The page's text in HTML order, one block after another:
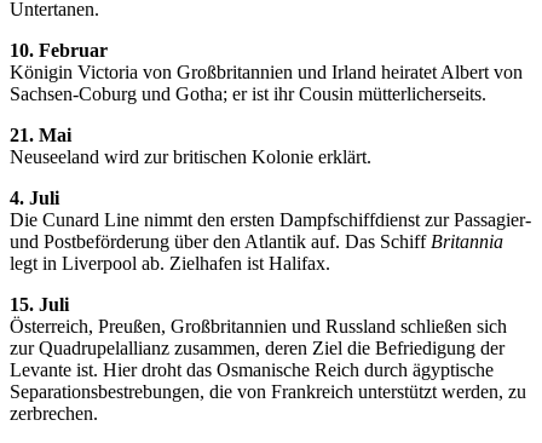
Untertanen.
10. Februar
Königin Victoria von Großbritannien und Irland heiratet Albert von
Sachsen-Coburg und Gotha; er ist ihr Cousin mütterlicherseits.
21. Mai
Neuseeland wird zur britischen Kolonie erklärt.
4. Juli
Die Cunard Line nimmt den ersten Dampfschiffdienst zur Passagier-
und Postbeförderung über den Atlantik auf. Das Schiff Britannia
legt in Liverpool ab. Zielhafen ist Halifax.
15. Juli
Österreich, Preußen, Großbritannien und Russland schließen sich
zur Quadrupelallianz zusammen, deren Ziel die Befriedigung der
Levante ist. Hier droht das Osmanische Reich durch ägyptische
Separationsbestrebungen, die von Frankreich unterstützt werden, zu
zerbrechen.